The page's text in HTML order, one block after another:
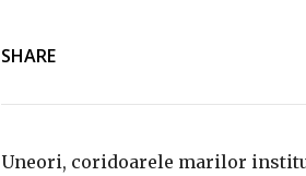
SHARE
Uneori, coridoarele marilor